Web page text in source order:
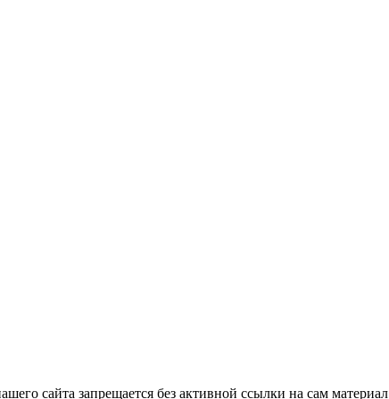
сайта запрещается без активной ссылки на сам материал